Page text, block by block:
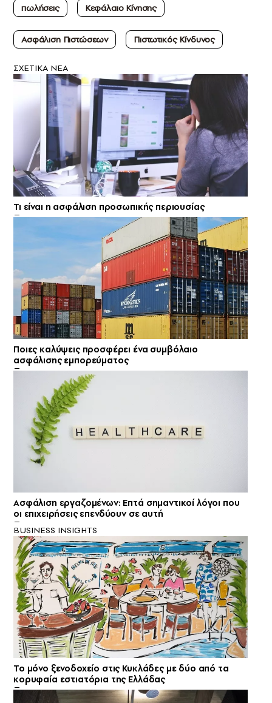
πωλήσεις
Κεφάλαιο Κίνησης
Ασφάλιση Πιστώσεων Πιστωτικός Κίνδυνος
ΣXETIKA NEA
Τι είναι η ασφάλιση προσωπικής περιουσίας
Ποιες καλύψεις προσφέρει ένα συμβόλαιο
ασφάλισης εμπορεύματος
Ασφάλιση εργαζομένων: Επτά σημαντικοί λόγοι που
οι επιχειρήσεις επενδύουν σε αυτή
BUSINESS INSIGHTS
Το μόνο ξενοδοχείο στις Κυκλάδες με δύο από τα
κορυφαία εστιατόρια της Ελλάδας